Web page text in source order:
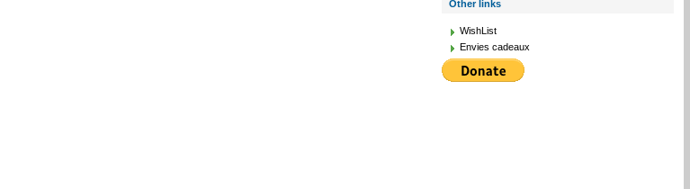
Other links
WishList
Envies cadeaux